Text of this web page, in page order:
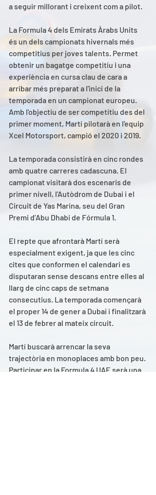
a seguir millorant i creixent com a pilot.
La Formula 4 dels Emirats Àrabs Units
és un dels campionats hivernals més
competitius per joves talents. Permet
obtenir un bagatge competitiu i una
experiència en cursa clau de cara a
arribar més preparat a l'inici de la
temporada en un campionat europeu.
Amb l'objectiu de ser competitiu des del
primer moment, Martí pilotarà en l'equip
Xcel Motorsport, campió el 2020 i 2019.
La temporada consistirà en cinc rondes
amb quatre carreres cadascuna. El
campionat visitarà dos escenaris de
primer nivell, l'Autòdrom de Dubai i el
Circuit de Yas Marina, seu del Gran
Premi d’Abu Dhabi de Fórmula 1.
El repte que afrontarà Martí serà
especialment exigent, ja que les cinc
cites que conformen el calendari es
disputaran sense descans entre elles al
llarg de cinc caps de setmana
consecutius. La temporada començarà
el proper 14 de gener a Dubai i finalitzarà
el 13 de febrer al mateix circuit.
Martí buscarà arrencar la seva
trajectòria en monoplaces amb bon peu.
Participar en la Formula 4 UAE serà una